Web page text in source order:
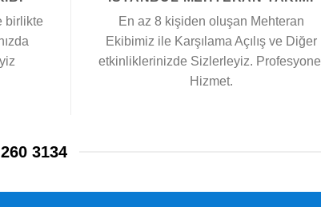
birlikte
En az 8 kişiden oluşan Mehteran
Ekibimiz ile Karşılama Açılış ve Diğer
etkinliklerinizde Sizlerleyiz. Profesyonel
Hizmet.
3134